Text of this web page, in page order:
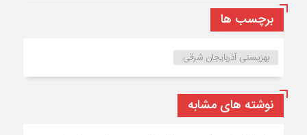
برچسب ها
بهزیستی آذربایجان شرقی
نوشته های مشابه